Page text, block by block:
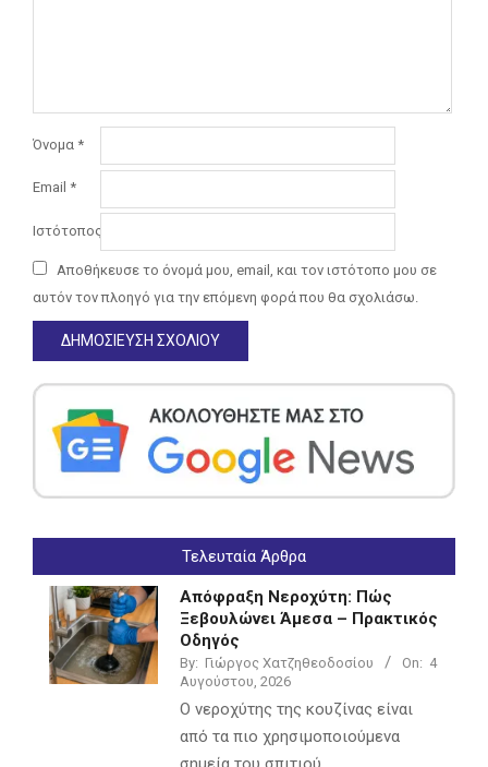
Όνομα *
Email *
Ιστότοπος
Αποθήκευσε το όνομά μου, email, και τον ιστότοπο μου σε
αυτόν τον πλοηγό για την επόμενη φορά που θα σχολιάσω.
Τελευταία Άρθρα
Απόφραξη Νεροχύτη: Πώς
Ξεβουλώνει Άμεσα – Πρακτικός
Οδηγός
By: Γιώργος Χατζηθεοδοσίου On: 4
Αυγούστου, 2026
Ο νεροχύτης της κουζίνας είναι
από τα πιο χρησιμοποιούμενα